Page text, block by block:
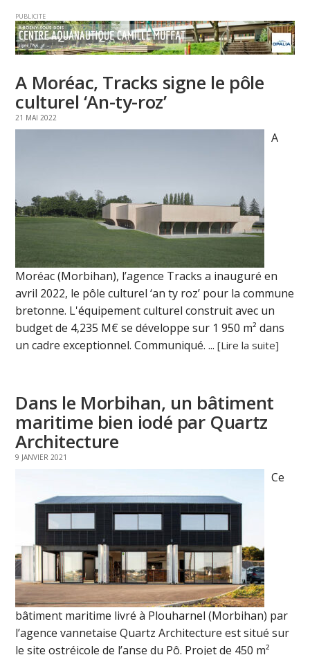
PUBLICITE
A Moréac, Tracks signe le pôle
culturel ‘An-ty-roz’
21 MAI 2022
A
Moréac (Morbihan), l’agence Tracks a inauguré en
avril 2022, le pôle culturel ‘an ty roz’ pour la commune
bretonne. L'équipement culturel construit avec un
budget de 4,235 M€ se développe sur 1 950 m² dans
un cadre exceptionnel. Communiqué. ...[Lire la suite]
Dans le Morbihan, un bâtiment
maritime bien iodé par Quartz
Architecture
9 JANVIER 2021
Ce
bâtiment maritime livré à Plouharnel (Morbihan) par
l’agence vannetaise Quartz Architecture est situé sur
le site ostréicole de l’anse du Pô. Projet de 450 m²